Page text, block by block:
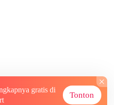
gratis di
Tonton